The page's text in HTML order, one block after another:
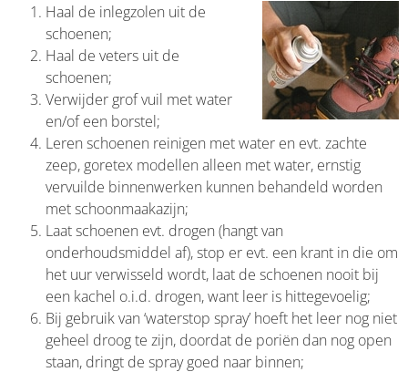
Haal de inlegzolen uit de
schoenen;
Haal de veters uit de
schoenen;
Verwijder grof vuil met water
en/of een borstel;
Leren schoenen reinigen met water en evt. zachte
zeep, goretex modellen alleen met water, ernstig
vervuilde binnenwerken kunnen behandeld worden
met schoonmaakazijn;
Laat schoenen evt. drogen (hangt van
onderhoudsmiddel af), stop er evt. een krant in die om
het uur verwisseld wordt, laat de schoenen nooit bij
een kachel o.i.d. drogen, want leer is hittegevoelig;
Bij gebruik van ‘waterstop spray’ hoeft het leer nog niet
geheel droog te zijn, doordat de poriën dan nog open
staan, dringt de spray goed naar binnen;